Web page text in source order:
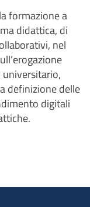
formazione a
didattica, di
nel
definizione delle
digitali